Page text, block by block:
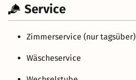
Service
Zimmerservice (nur tagsüber)
Wäscheservice